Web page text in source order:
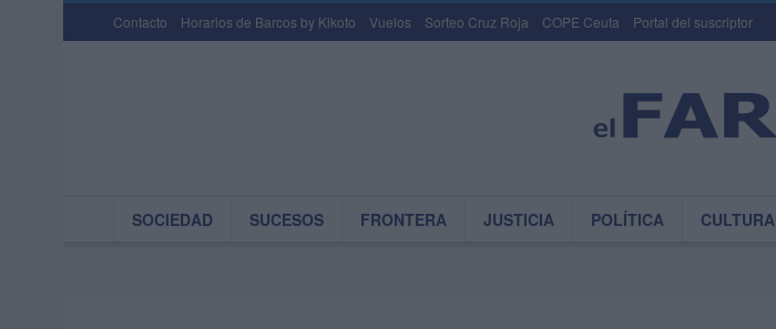
Contacto Horarios de Barcos by Kikoto Vuelos Sorteo Cruz Roja COPE Ceuta Portal del suscriptor
SOCIEDAD SUCESOS FRONTERA JUSTICIA POLÍTICA CULTURA